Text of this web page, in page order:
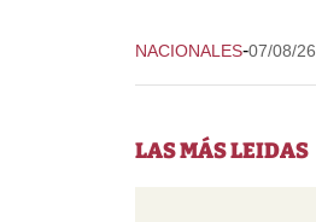
NACIONALES-07/08/26
LAS MÁS LEIDAS